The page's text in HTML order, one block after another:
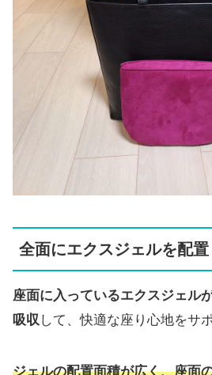
全面にエクスジェルを配
座面に入っているエクスジェル
吸収して、快適な座り心地をサポ
ジェルの配置面積が広く、座面